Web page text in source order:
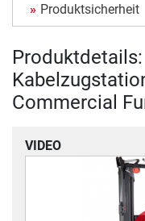
Produktsicherheit
Commercial
VIDEO